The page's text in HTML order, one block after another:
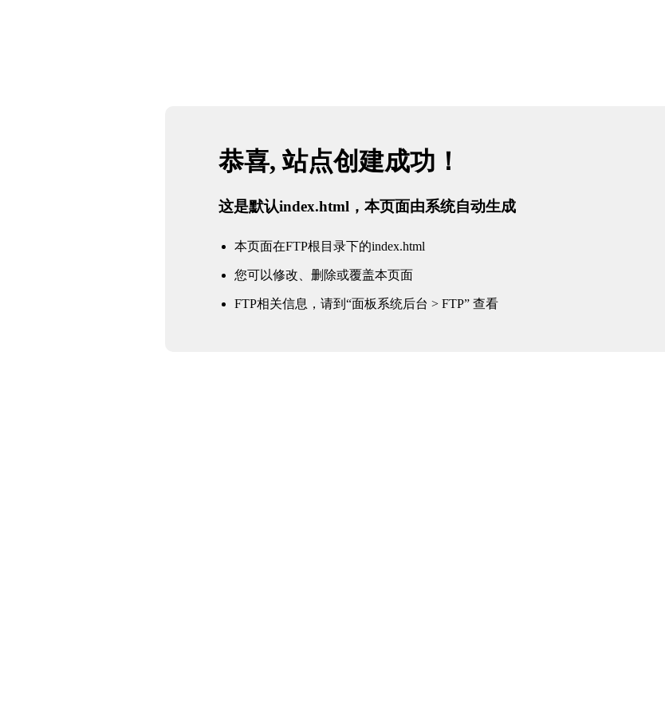
恭喜, 站点创建成功！
这是默认index.html，本页面由系统自动生成
本页面在FTP根目录下的index.html
您可以修改、删除或覆盖本页面
FTP相关信息，请到“面板系统后台 > FTP” 查看